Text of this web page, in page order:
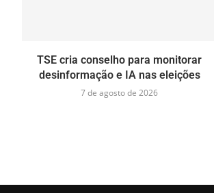
TSE cria conselho para monitorar
desinformação e IA nas eleições
7 de agosto de 2026